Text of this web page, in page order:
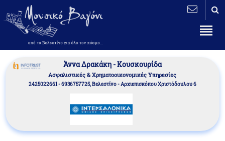
Άννα Δρακάκη - Κουσκουρίδα
Aσφαλιστικές & Χρηματοοικονομικές Υπηρεσίες
2425022661 - 6936757725, Βελεστίνο - Αρχιεπισκόπου Χριστόδουλου 6